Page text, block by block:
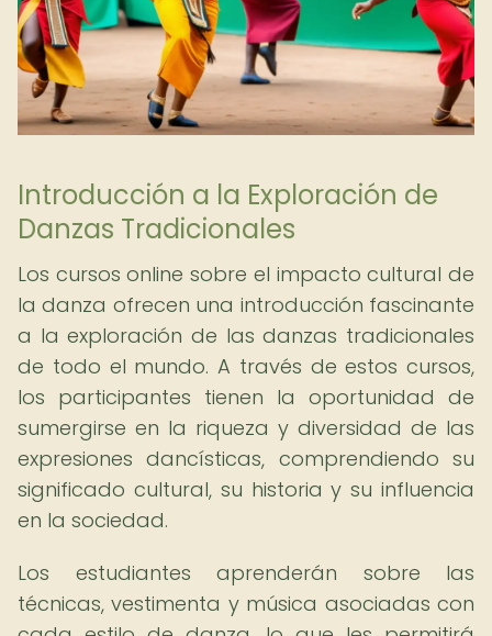
Introducción a la Exploración de
Danzas Tradicionales
Los cursos online sobre el impacto cultural de
la danza ofrecen una introducción fascinante
a la exploración de las danzas tradicionales
de todo el mundo. A través de estos cursos,
los participantes tienen la oportunidad de
sumergirse en la riqueza y diversidad de las
expresiones dancísticas, comprendiendo su
significado cultural, su historia y su influencia
en la sociedad.
Los estudiantes aprenderán sobre las
técnicas, vestimenta y música asociadas con